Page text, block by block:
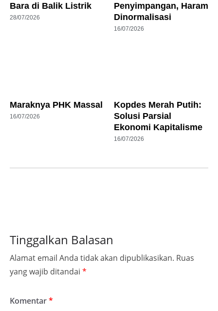
Bara di Balik Listrik
28/07/2026
Penyimpangan, Haram
Dinormalisasi
16/07/2026
Maraknya PHK Massal
16/07/2026
Kopdes Merah Putih:
Solusi Parsial
Ekonomi Kapitalisme
16/07/2026
Tinggalkan Balasan
Alamat email Anda tidak akan dipublikasikan. Ruas
yang wajib ditandai *
Komentar*